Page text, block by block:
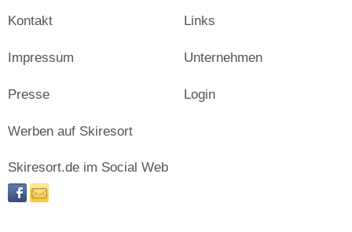
Kontakt
Impressum
Presse
Links
Unternehmen
Login
Werben auf Skiresort
Skiresort.de im Social Web
facebooknewsletter